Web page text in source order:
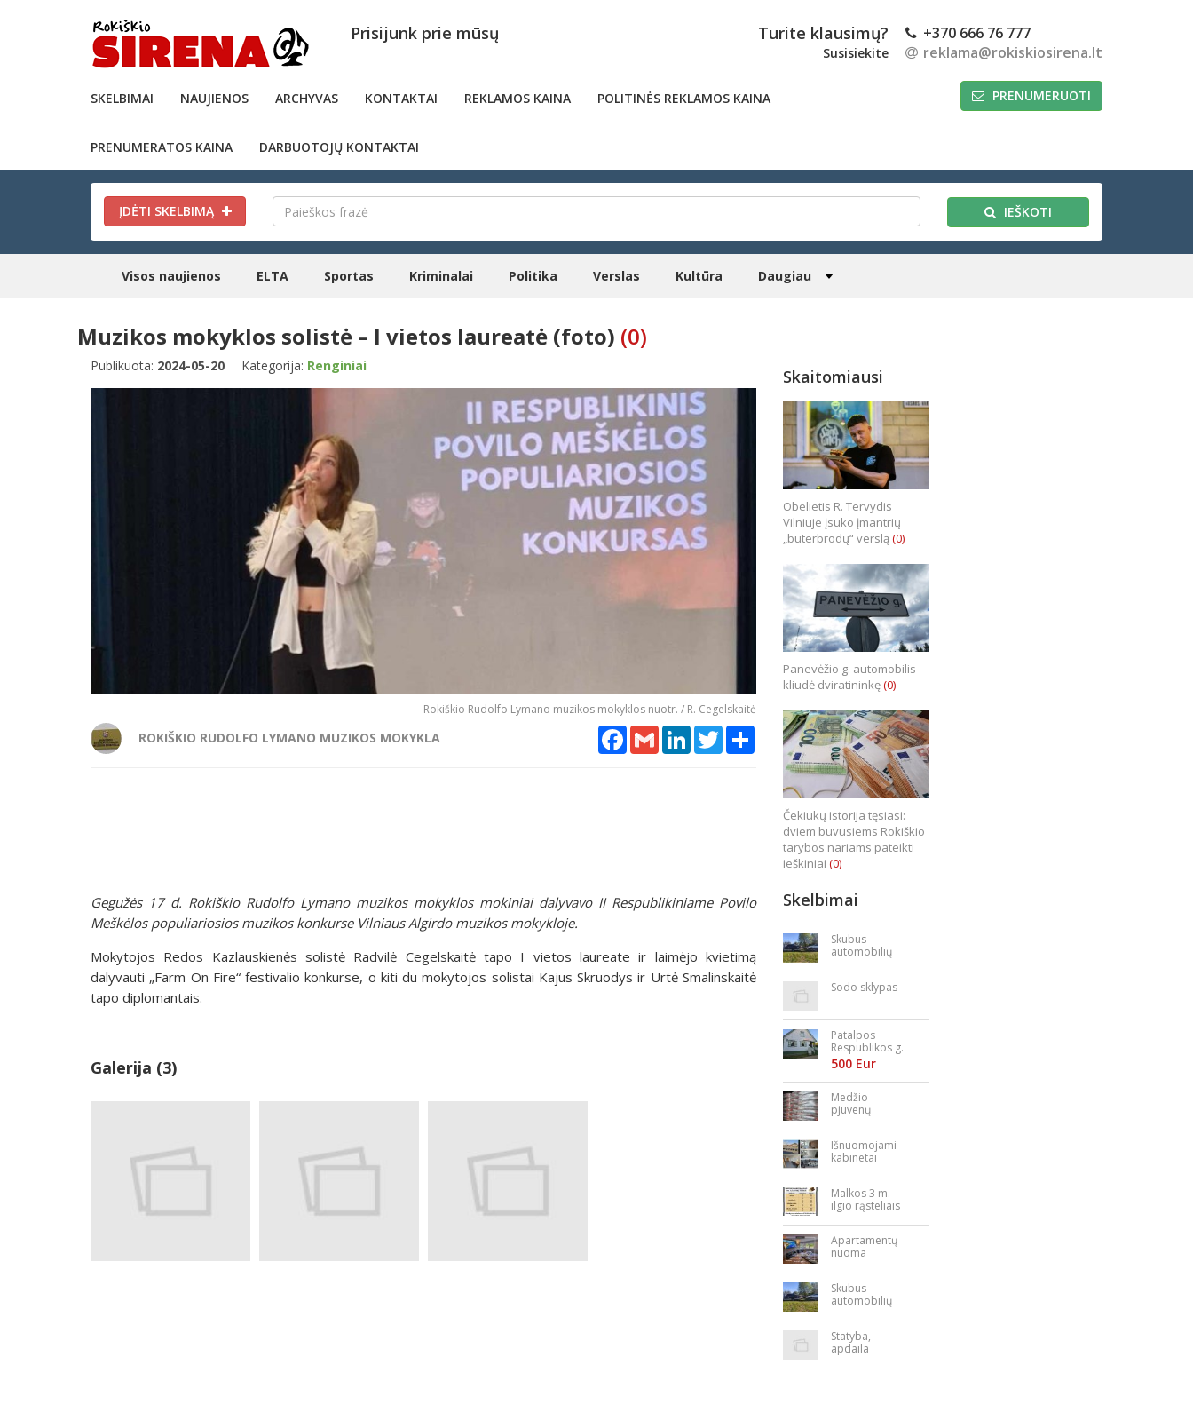
Prisijunk prie mūsų Turite klausimų?
Susisiekite
+370 666 76 777
reklama@rokiskiosirena.lt
SKELBIMAI NAUJIENOS ARCHYVAS KONTAKTAI REKLAMOS KAINA POLITINĖS REKLAMOS KAINA
PRENUMERATOS KAINA DARBUOTOJŲ KONTAKTAI
PRENUMERUOTI
ĮDĖTI SKELBIMĄ IEŠKOTI
Visos naujienos ELTA Sportas Kriminalai Politika Verslas Kultūra Daugiau
Muzikos mokyklos solistė – I vietos laureatė (foto) (0)
Publikuota: 2024-05-20 Kategorija: Renginiai
Rokiškio Rudolfo Lymano muzikos mokyklos nuotr. / R. Cegelskaitė
ROKIŠKIO RUDOLFO LYMANO MUZIKOS MOKYKLA Facebook
GmailLinkedInTwitterShare
Gegužės 17 d. Rokiškio Rudolfo Lymano muzikos mokyklos mokiniai dalyvavo II Respublikiniame Povilo
Meškėlos populiariosios muzikos konkurse Vilniaus Algirdo muzikos mokykloje.
Mokytojos Redos Kazlauskienės solistė Radvilė Cegelskaitė tapo I vietos laureate ir laimėjo kvietimą
dalyvauti „Farm On Fire“ festivalio konkurse, o kiti du mokytojos solistai Kajus Skruodys ir Urtė Smalinskaitė
tapo diplomantais.
Galerija (3)
Skaitomiausi
Obelietis R. Tervydis
Vilniuje įsuko įmantrių
„buterbrodų“ verslą (0)
Panevėžio g. automobilis
kliudė dviratininkę(0)
Čekiukų istorija tęsiasi:
dviem buvusiems Rokiškio
tarybos nariams pateikti
ieškiniai (0)
Skelbimai
Skubus
automobilių
Sodo sklypas
Patalpos
Respublikos g.
23
500 Eur
Medžio
pjuvenų
briketai
Išnuomojami
kabinetai
bės aikštėje
Malkos 3 m.
ilgio rąsteliais
Apartamentų
nuoma
Skubus
automobilių
Statyba,
apdaila